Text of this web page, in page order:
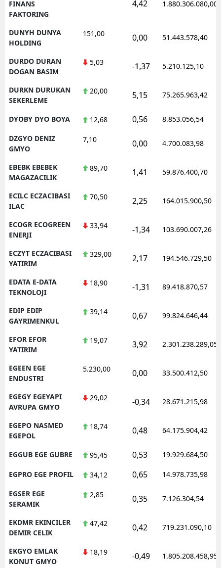
FINANS
FAKTORING
4,42 1.880.306.080,00
DUNYH DUNYA
HOLDING
151,00 0,00 51.443.578,40
DURDO DURAN
DOGAN BASIM
5,03 -1,37 5.210.125,10
DURKN DURUKAN
SEKERLEME
20,00 5,15 75.265.963,42
DYOBY DYO BOYA 12,68 0,56 8.853.056,54
DZGYO DENIZ
GMYO
7,10 0,00 4.700.083,98
EBEBK EBEBEK
MAGAZACILIK
89,70 1,41 59.876.400,70
ECILC ECZACIBASI
ILAC
70,50 2,25 164.015.900,50
ECOGR ECOGREEN
ENERJI
33,94 -1,34 103.690.007,26
ECZYT ECZACIBASI
YATIRIM
329,00 2,17 194.546.729,50
EDATA E-DATA
TEKNOLOJI
18,90 -1,31 89.418.870,57
EDIP EDIP
GAYRIMENKUL
39,14 0,67 99.824.646,44
EFOR EFOR
YATIRIM
19,07 3,92 2.301.238.289,05
EGEEN EGE
ENDUSTRI
5.230,00 0,00 33.500.412,50
EGEGY EGEYAPI
AVRUPA GMYO
29,02 -0,34 28.671.215,98
EGEPO NASMED
EGEPOL
18,74 0,48 64.175.904,42
EGGUB EGE GUBRE 95,45 0,53 19.929.684,50
EGPRO EGE PROFIL 34,12 0,65 14.978.735,98
EGSER EGE
SERAMIK
2,85 0,35 7.126.304,54
EKDMR EKINCILER
DEMIR CELIK
47,42 0,42 719.231.090,10
EKGYO EMLAK
KONUT GMYO
18,19 -0,49 1.805.208.458,95